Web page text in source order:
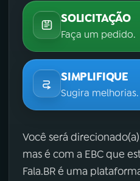
SOLICITAÇÃO
Faça um pedido.
SIMPLIFIQUE
Sugira melhorias.
Você será
mas é com a EBC que
Fala.BR é uma